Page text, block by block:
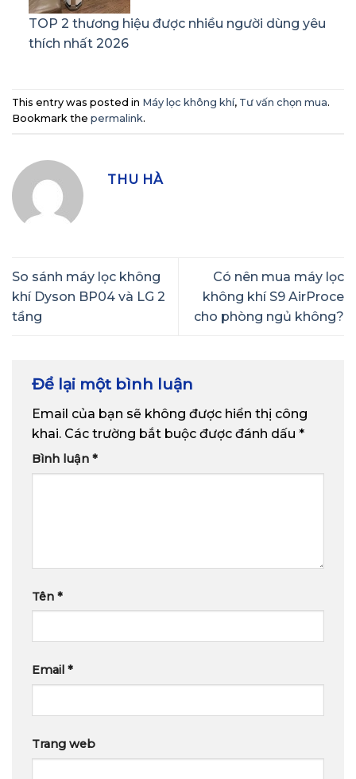
TOP 2 thương hiệu được nhiều người dùng yêu
thích nhất 2026
This entry was posted in Máy lọc không khí, Tư vấn chọn mua.
Bookmark the permalink.
THU HÀ
So sánh máy lọc không
khí Dyson BP04 và LG 2
tầng
Có nên mua máy lọc
không khí S9 AirProce
cho phòng ngủ không?
Để lại một bình luận
Email của bạn sẽ không được hiển thị công
khai. Các trường bắt buộc được đánh dấu *
Bình luận *
Tên *
Email *
Trang web